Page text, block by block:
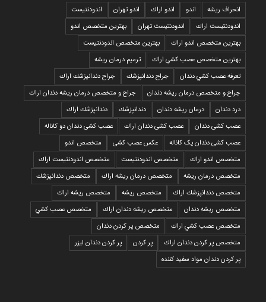
انحراف ریشه اندو اندو اراك اندو تهران
اندودنتیست
اندودنتیست اراك
اندودنتیست تهران
بهترين متخصص اندو
بهترين متخصص اندو اراك
بهترين متخصص اندودنتيست
بهترين متخصص عصب كشي اراك
ترمیم درمان ریشه
تعرفه عصب كشي دندان
جراح دندانپزشك
جراح دندانپزشك اراك
جراح و متخصص درمان ریشه دندان
جراح و متخصص درمان ریشه دندان اراك
درد دندان
درمان ریشه دندان دندانپزشك
دندانپزشك اراك
عصب کشی دندان
عصب کشی دندان اراك
عصب کشی دندان دو کاناله
عصب کشی دندان یک کاناله
عکس عصب کشی
متخصص اندو
متخصص اندو اراك
متخصص اندودنتيست
متخصص اندودنتيست اراك
متخصص درمان ريشه
متخصص درمان ريشه اراك
متخصص دندانپزشك
متخصص دندانپزشك اراك
متخصص ريشه
متخصص ريشه اراك
متخصص ريشه دندان
متخصص ريشه دندان اراك
متخصص عصب كشي
متخصص عصب كشي اراك
متخصص پر كردن دندان
متخصص پر كردن دندان اراك
پر كردن
پر كردن دندان ليزر
پر كردن دندان مواد سفيد كننده